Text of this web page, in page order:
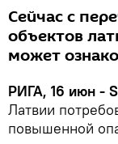
Сейчас с
объектов
может
РИГА, 16 июн -
Латвии
повышенной